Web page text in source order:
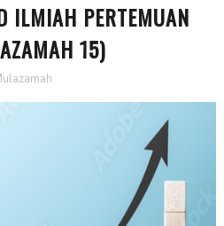
ILMIAH PERTEMUAN
15)